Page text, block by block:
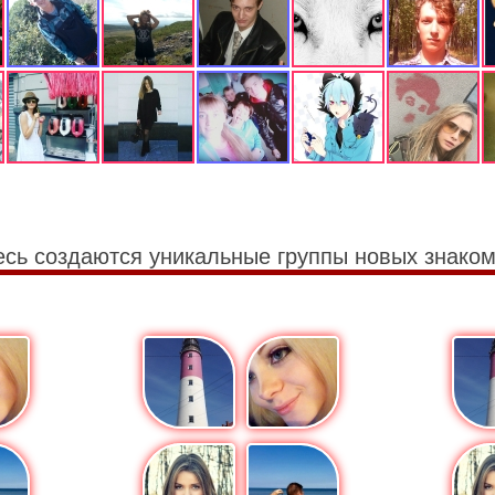
создаются уникальные группы новых